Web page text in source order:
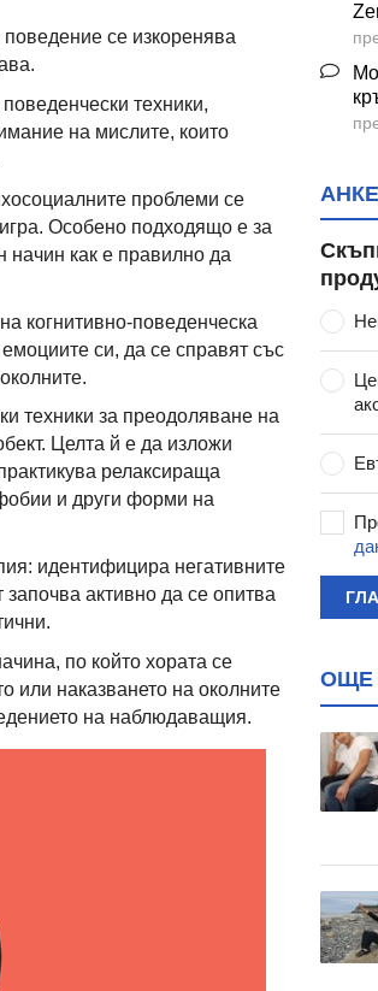
се изкоренява
техники,
на мислите, които
проблеми се
Особено подходящо е за
начин как е правилно да
когнитивно-поведенческа
си, да се справят със
техники за преодоляване на
Целта й е да изложи
релаксираща
и други форми на
идентифицира негативните
започва активно да се опитва
по който хората се
или наказването на околните
на наблюдаващия.
ОЩЕ